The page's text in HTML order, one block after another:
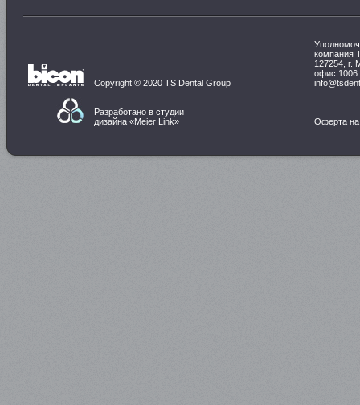
Copyright © 2020 TS Dental Group
компания
127254, г.
офис 1006
Разработано в студии
дизайна «Meier Link» Оферта на